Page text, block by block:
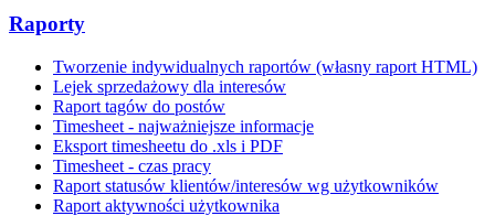
Raporty
Tworzenie indywidualnych raportów (własny raport HTML)
Lejek sprzedażowy dla interesów
Raport tagów do postów
Timesheet - najważniejsze informacje
Eksport timesheetu do .xls i PDF
Timesheet - czas pracy
Raport statusów klientów/interesów wg użytkowników
Raport aktywności użytkownika